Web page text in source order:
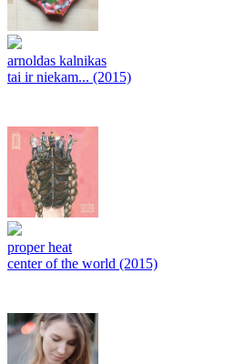
arnoldas kalnikas
tai ir niekam... (2015)
proper heat
center of the world (2015)